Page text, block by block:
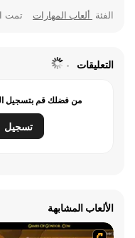
الفئة ألعاب المهارات تمت
التعليقات
من فضلك قم بتسجيل
تسجيل
الألعاب المشابهة